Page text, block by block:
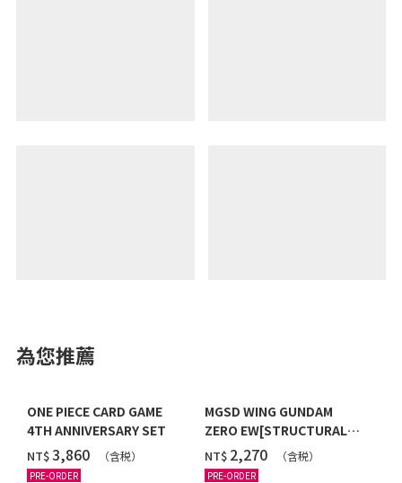
為您推薦
ONE PIECE CARD GAME
4TH ANNIVERSARY SET
NT$‌3,860 （含税）
PRE-ORDER
MGSD WING GUNDAM
ZERO EW[STRUCTURAL
COATING/BLACK] [2026年
12月發送]
NT$ ‌2,270 （含税）
PRE-ORDER